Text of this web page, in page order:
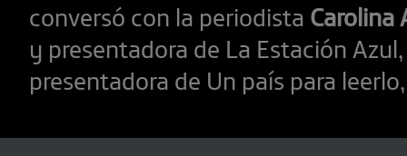
conversó con la periodistaCarolina
y presentadora de La Estación
presentadora de Un país para